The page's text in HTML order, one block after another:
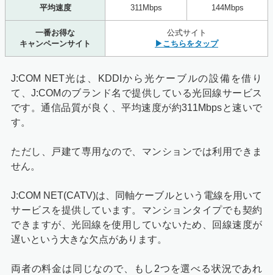
平均速度 311Mbps 144Mbps
一番お得な
キャンペーンサイト
公式サイト
▶こちらをタップ
J:COM NET光は、KDDIから光ケーブルの設備を借り
て、J:COMのブランド名で提供している光回線サービス
です。通信品質が良く、平均速度が約311Mbpsと速いで
す。
ただし、戸建て専用なので、マンションでは利用できま
せん。
J:COM NET(CATV)は、同軸ケーブルという電線を用いて
サービスを提供しています。マンションタイプでも契約
できますが、光回線を使用していないため、回線速度が
遅いという大きな欠点があります。
両者の料金は同じなので、もし2つを選べる状況であれ